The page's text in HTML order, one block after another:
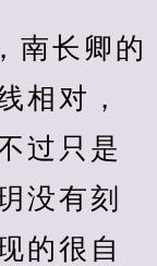
南长卿的
相对，
过只是
没有刻
的很自